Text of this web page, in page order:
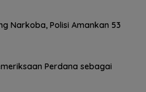
Narkoba, Polisi Amankan 53
Perdana sebagai